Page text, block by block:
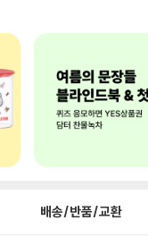
배송/반품/교환